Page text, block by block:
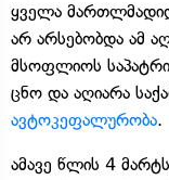
ყველა
არ არსებობდა ამ
მსოფლიოს
ცნო და აღიარა
ავტოკეფალურობა.
ამავე წლის 4